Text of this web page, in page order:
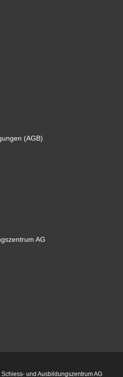
(AGB)
AG
und Ausbildungszentrum AG